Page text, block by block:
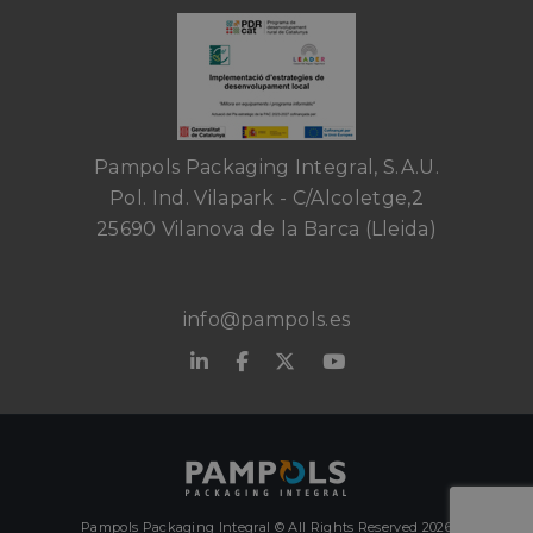
Pampols Packaging Integral, S.A.U.
Pol. Ind. Vilapark - C/Alcoletge,2
25690 Vilanova de la Barca (Lleida)
info@pampols.es
Pampols Packaging Integral © All Rights Reserved 2026